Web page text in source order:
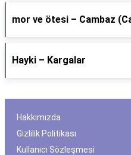
​mor ve ötesi – Cambaz
Hayki – Kargalar
Hakkımızda
Gizlilik Politikası
Kullanıcı Sözleşmesi